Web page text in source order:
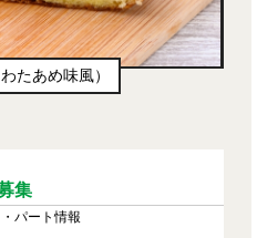
たあめ味風）
集
パート情報